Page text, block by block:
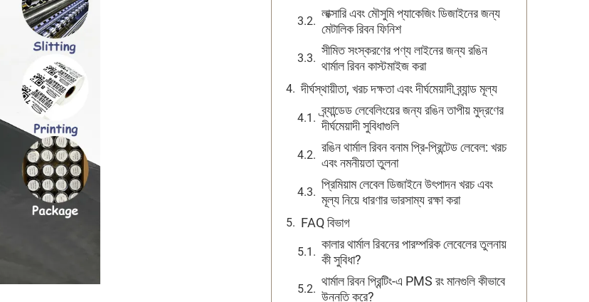
লাক্সারি এবং মৌসুমি প্যাকেজিং ডিজাইনের জন্য
মেটালিক রিবন ফিনিশ
সীমিত সংস্করণের পণ্য লাইনের জন্য রঙিন
থার্মাল রিবন কাস্টমাইজ করা
দীর্ঘস্থায়ীতা, খরচ দক্ষতা এবং দীর্ঘমেয়াদী ব্র্যান্ড মূল্য
ব্র্যান্ডেড লেবেলিংয়ের জন্য রঙিন তাপীয় মুদ্রণের
দীর্ঘমেয়াদী সুবিধাগুলি
রঙিন থার্মাল রিবন বনাম প্রি-প্রিন্টেড লেবেল: খরচ
এবং নমনীয়তা তুলনা
প্রিমিয়াম লেবেল ডিজাইনে উৎপাদন খরচ এবং
মূল্য নিয়ে ধারণার ভারসাম্য রক্ষা করা
FAQ বিভাগ
কালার থার্মাল রিবনের পারম্পরিক লেবেলের তুলনায়
কী সুবিধা?
থার্মাল রিবন প্রিন্টিং-এ PMS রং মানগুলি কীভাবে
উন্নতি করে?